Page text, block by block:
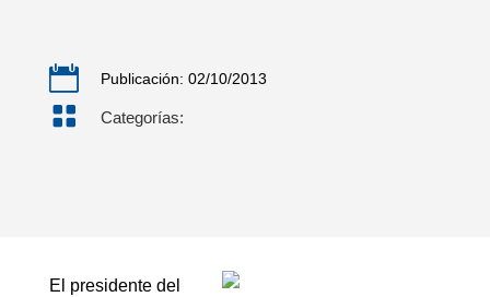
 Publicación: 02/10/2013
 Categorías:
El presidente del